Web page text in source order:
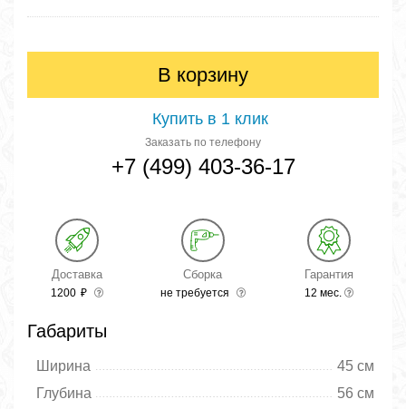
В корзину
Купить в 1 клик
Заказать по телефону
+7 (499) 403-36-17
Доставка
1200 ₽
Сборка
не требуется
Гарантия
12 мес.
Габариты
Ширина
45 см
Глубина
56 см